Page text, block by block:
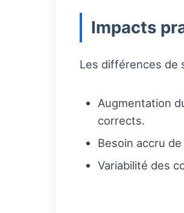
Impacts
Les différences de
Augmentation
corrects.
Besoin accru de
Variabilité des